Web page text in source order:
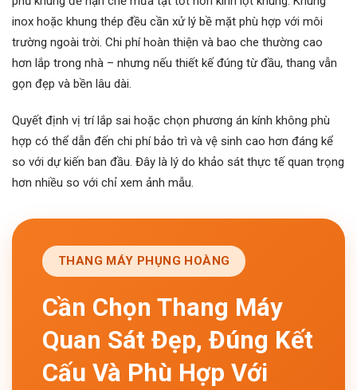
inox hoặc khung thép đều cần xử lý bề mặt phù hợp với môi
trường ngoài trời. Chi phí hoàn thiện và bao che thường cao
hơn lắp trong nhà – nhưng nếu thiết kế đúng từ đầu, thang vẫn
gọn đẹp và bền lâu dài.
Quyết định vị trí lắp sai hoặc chọn phương án kính không phù
hợp có thể dẫn đến chi phí bảo trì và vệ sinh cao hơn đáng kể
so với dự kiến ban đầu. Đây là lý do khảo sát thực tế quan trọng
hơn nhiều so với chỉ xem ảnh mẫu.
THANG MÁY PHỤNG HOÀNG
Cần Chọn Thang Máy
Quan Sát Đẹp, Đúng Kết
Cấu Và Phù Hợp Với